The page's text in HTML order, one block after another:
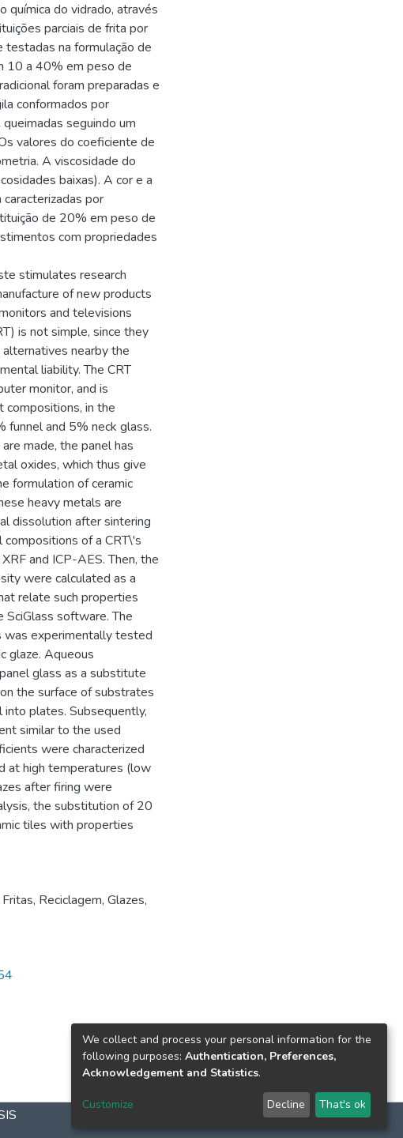
química do vidrado, através
parciais de frita por
na formulação de
10 a 40% em peso de
foram preparadas e
conformados por
seguindo um
valores do coeficiente de
A viscosidade do
baixas). A cor e a
por
de 20% em peso de
com propriedades
stimulates research
of new products
and televisions
is not simple, since they
nearby the
liability. The CRT
monitor, and is
in the
and 5% neck glass.
made, the panel has
oxides, which thus give
formulation of ceramic
heavy metals are
dissolution after sintering
of a CRT\'s
and ICP-AES. Then, the
were calculated as a
relate such properties
software. The
was experimentally tested
glaze. Aqueous
glass as a substitute
the surface of substrates
plates. Subsequently,
similar to the used
were characterized
at high temperatures (low
after firing were
the substitution of 20
tiles with properties
Fritas, Reciclagem, Glazes,
We collect and process your personal information for the
following purposes: Authentication, Preferences,
Acknowledgement and Statistics.
Customize Decline That's ok